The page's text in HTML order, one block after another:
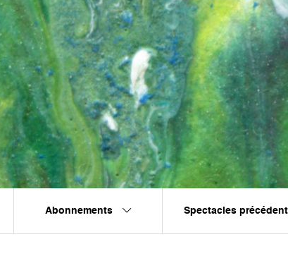
Abonnements Spectacles